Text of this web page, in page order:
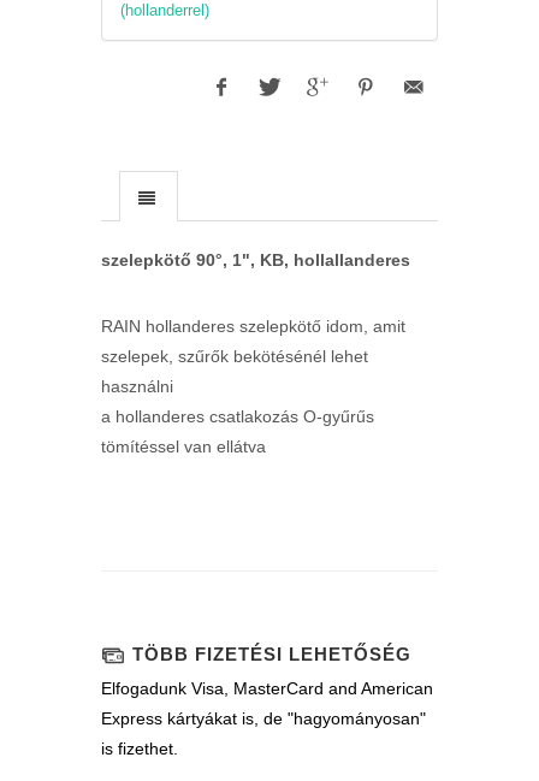
(hollanderrel)
szelepkötő 90°, 1", KB, hollallanderes
RAIN hollanderes szelepkötő idom, amit
szelepek, szűrők bekötésénél lehet
használni
a hollanderes csatlakozás O-gyűrűs
tömítéssel van ellátva
TÖBB FIZETÉSI LEHETŐSÉG
Elfogadunk Visa, MasterCard and American
Express kártyákat is, de "hagyományosan"
is fizethet.